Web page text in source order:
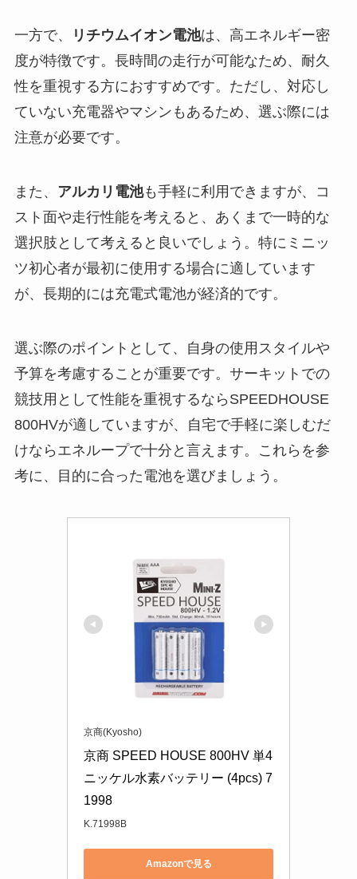
一方で、 リチウムイオン電池は、高エネルギー密
度が特徴です。長時間の走行が可能なため、耐久
性を重視する方におすすめです。ただし、対応し
ていない充電器やマシンもあるため、選ぶ際には
注意が必要です。
また、 アルカリ電池も手軽に利用できますが、コ
スト面や走行性能を考えると、あくまで一時的な
選択肢として考えると良いでしょう。特にミニッ
ツ初心者が最初に使用する場合に適しています
が、長期的には充電式電池が経済的です。
選ぶ際のポイントとして、自身の使用スタイルや
予算を考慮することが重要です。サーキットでの
競技用として性能を重視するならSPEEDHOUSE
800HVが適していますが、自宅で手軽に楽しむだ
けならエネループで十分と言えます。これらを参
考に、目的に合った電池を選びましょう。
京商(Kyosho)
京商 SPEED HOUSE 800HV 単4
ニッケル水素バッテリー (4pcs) 7
1998
K.71998B
Amazonで見る